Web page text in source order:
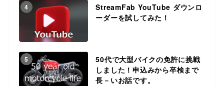
4
StreamFab YouTube ダウンロ
ーダーを試してみた！
5
50代で大型バイクの免許に挑戦
しました！申込みから卒検まで
長－いお話です。